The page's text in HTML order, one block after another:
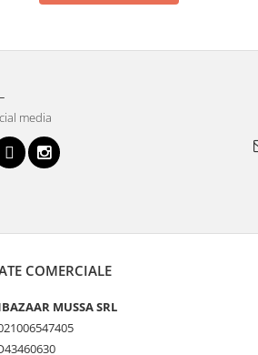
media
COMERCIALE
MUSSA SRL